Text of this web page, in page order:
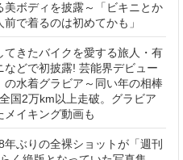
美ボディを披露～「ビキニとか
で着るのは初めてかも」
てきたバイクを愛する旅人・有
どで初披露! 芸能界デビュー
の水着グラビア～同い年の相棒
国2万km以上走破。グラビア
イキング動画も
ぶりの全裸ショットが「週刊